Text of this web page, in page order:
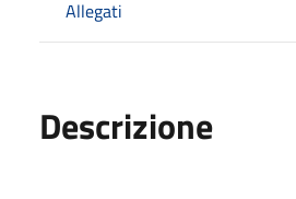
Allegati
Descrizione